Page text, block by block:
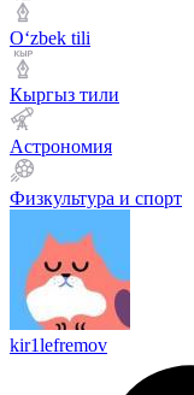
Оʻzbek tili
Кыргыз тили
Астрономия
Физкультура и спорт
kir1lefremov